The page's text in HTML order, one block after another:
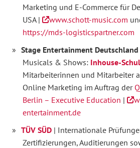
Marketing und E-Commerce für
USA |
www.schott-music.com
https://mds-logisticspartner.com
Stage Entertainment Deutschland
Musicals & Shows: Inhouse-
Mitarbeiterinnen und Mitarbeiter
Online Marketing im Auftrag der
Berlin – Executive Education |
entertainment.de
TÜV SÜD | Internationale
Zertifizierungen, Auditierungen